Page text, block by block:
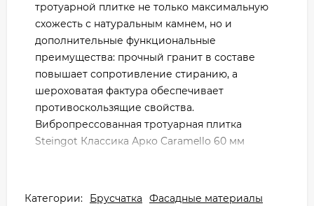
тротуарной плитке не только максимальную
схожесть с натуральным камнем, но и
дополнительные функциональные
преимущества: прочный гранит в составе
повышает сопротивление стиранию, а
шероховатая фактура обеспечивает
противоскользящие свойства.
Вибропрессованная тротуарная плитка
Steingot Классика Арко Caramello 60 мм
камней трех размеров малого формата,
Категории: Брусчатка
Фасадные материалы